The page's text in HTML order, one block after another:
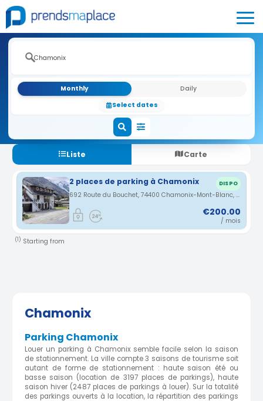
Monthly
Daily
Select dates
Liste Carte
2 places de parking à Chamonix DISPO
692 Route du Bouchet, 74400 Chamonix-Mont-Blanc, France · 0.82 km
€200.00
/ mois
(1) Starting from
Chamonix
Parking Chamonix
Louer un parking à Chamonix semble facile selon la saison
de stationnement. La ville compte 3 saisons de tourisme soit
autant de forme de stationnement : haute saison été ou
basse saison (location de 3197 places de parkings), haute
saison hiver (2487 places de parkings à louer). Sur la totalité
des parkings ouverts à la location, la répartition des parkings